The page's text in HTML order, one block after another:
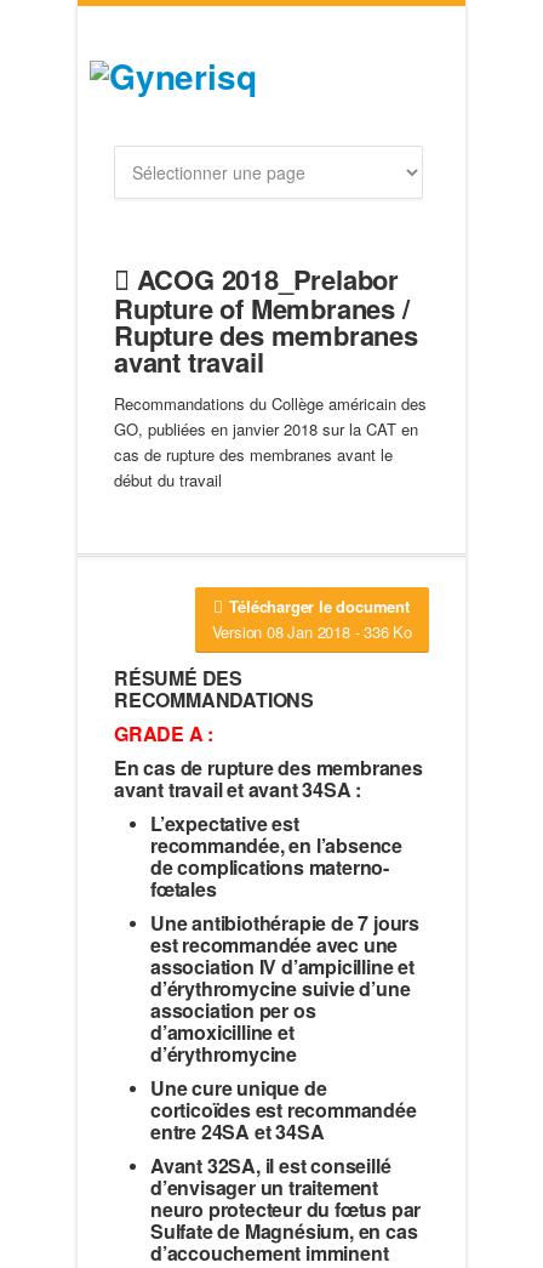
ACOG 2018_Prelabor
Rupture of Membranes /
Rupture des membranes
avant travail
Recommandations du Collège américain des
GO, publiées en janvier 2018 sur la CAT en
cas de rupture des membranes avant le
début du travail
Télécharger le document
Version 08 Jan 2018 - 336 Ko
RÉSUMÉ DES
RECOMMANDATIONS
GRADE A :
En cas de rupture des membranes
avant travail et avant 34SA :
L’expectative est
recommandée, en l’absence
de complications materno-
fœtales
Une antibiothérapie de 7 jours
est recommandée avec une
association IV d’ampicilline et
d’érythromycine suivie d’une
association per os
d’amoxicilline et
d’érythromycine
Une cure unique de
corticoïdes est recommandée
entre 24SA et 34SA
Avant 32SA, il est conseillé
d’envisager un traitement
neuro protecteur du fœtus par
Sulfate de Magnésium, en cas
d’accouchement imminent